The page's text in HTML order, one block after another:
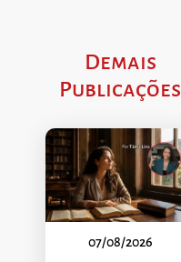
Demais
Publicações
07/08/2026